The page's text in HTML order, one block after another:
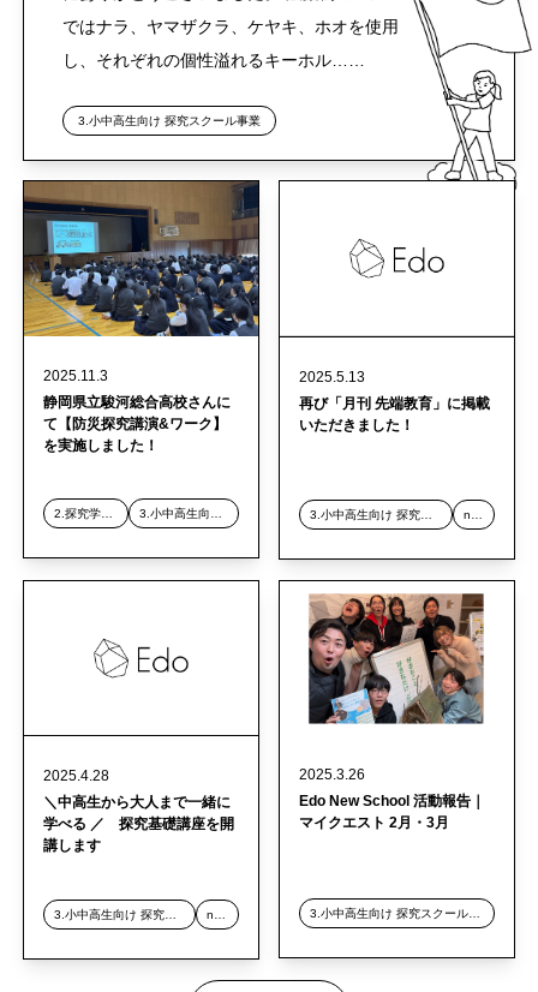
ではナラ、ヤマザクラ、ケヤキ、ホオを使用
し、それぞれの個性溢れるキーホル……
3.小中高生向け 探究スクール事業
2025.11.3
静岡県立駿河総合高校さんに
て【防災探究講演&ワーク】
を実施しました！
2.探究学習デザイン事業 3.小中高生向け 探究スクール事業
2025.5.13
再び「月刊 先端教育」に掲載
いただきました！
3.小中高生向け 探究スクール事業 news
2025.4.28
＼中高生から大人まで一緒に
学べる ／ 探究基礎講座を開
講します
3.小中高生向け 探究スクール事業
2025.3.26
Edo New School 活動報告｜
マイクエスト 2月・3月